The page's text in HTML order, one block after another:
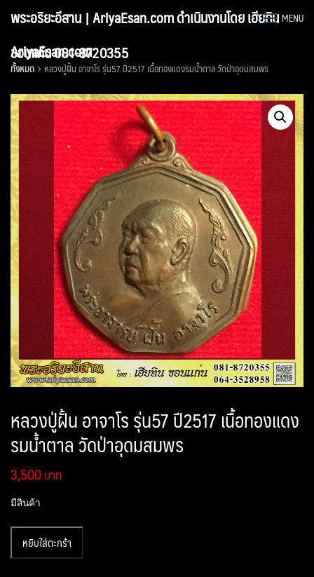
พระอริยะอีสาน | AriyaEsan.com ดำเนินงานโดย เฮียทิน
ขอนแก่น 081-8720355
MENU
AriyaEsan.com
ทั้งหมด หลวงปู่ฝั้น อาจาโร รุ่น57 ปี2517 เนื้อทองแดงรมน้ำตาล วัดป่าอุดมสมพร
หลวงปู่ฝั้น อาจาโร รุ่น57 ปี2517 เนื้อทองแดง
รมน้ำตาล วัดป่าอุดมสมพร
3,500
มีสินค้า
หยิบใส่ตะกร้า